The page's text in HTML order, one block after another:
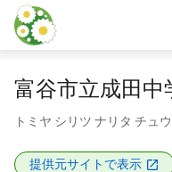
本文に飛ぶ
富谷市立成田
トミヤ シリツ ナリタ チュ
提供元サイトで表示